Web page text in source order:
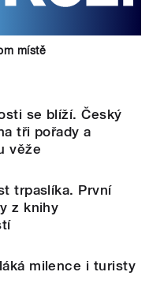
místě
se blíží. Český
tři pořady a
věže
trpaslíka. První
z knihy
milence i turisty